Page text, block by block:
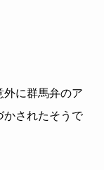
外に群馬弁のア
かされたそうで